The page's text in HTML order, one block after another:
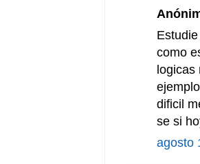
como
logicas
dificil
se si
agosto